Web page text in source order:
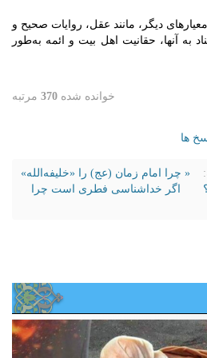
دیگر، مانند عقل، روایات صحیح و
به آنها، حقانیت اهل بیت و ائمه به‌طور
خوانده شده 370 مرتبه
ها
« چرا امام زمان (عج) را «خلیفه‌الله»
اگر خداشناسی فطری است چرا